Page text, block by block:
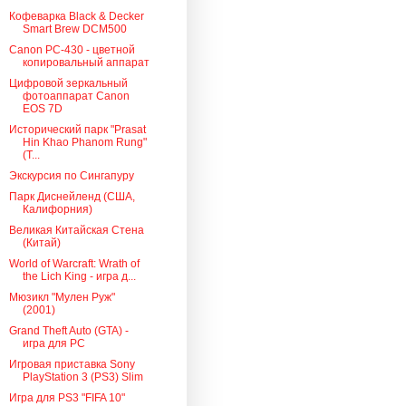
Кофеварка Black & Decker
Smart Brew DCM500
Canon PC-430 - цветной
копировальный аппарат
Цифровой зеркальный
фотоаппарат Canon
EOS 7D
Исторический парк "Prasat
Hin Khao Phanom Rung"
(Т...
Экскурсия по Сингапуру
Парк Диснейленд (США,
Калифорния)
Великая Китайская Стена
(Китай)
World of Warcraft: Wrath of
the Lich King - игра д...
Мюзикл "Мулен Руж"
(2001)
Grand Theft Auto (GTA) -
игра для PC
Игровая приставка Sony
PlayStation 3 (PS3) Slim
Игра для PS3 "FIFA 10"